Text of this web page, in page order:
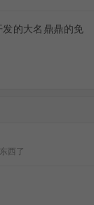
的大名鼎鼎的免
西了